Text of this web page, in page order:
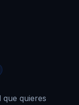
que quieres